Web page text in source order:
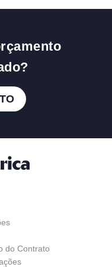
do Contrato